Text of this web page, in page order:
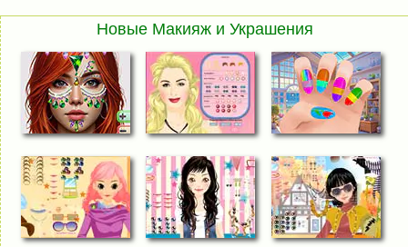
Новые Макияж и Украшения